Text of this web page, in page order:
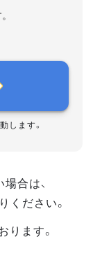
します。
合は、
ください。
ます。